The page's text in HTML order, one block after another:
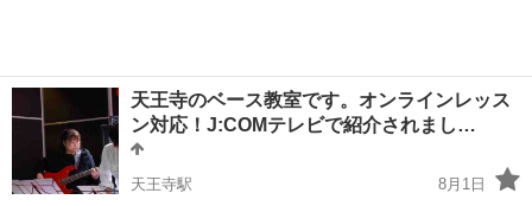
天王寺のベース教室です。オンラインレッス
ン対応！J:COMテレビで紹介されまし…
天王寺駅
8月1日